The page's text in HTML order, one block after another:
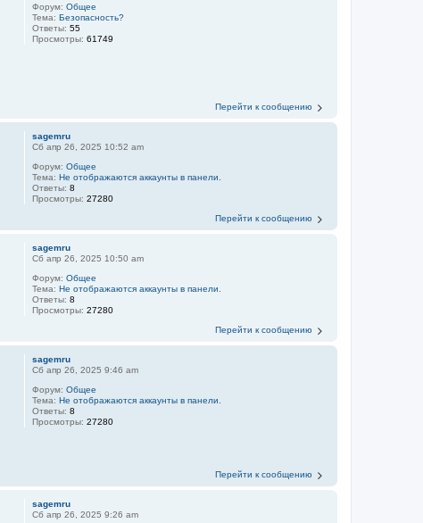
Форум:Общее
Тема:Безопасность?
Ответы:55
Просмотры:61749
Перейти к сообщению
sagemru
Сб апр 26, 2025 10:52 am
Форум:Общее
Тема:Не отображаются аккаунты в панели.
Ответы:8
Просмотры:27280
Перейти к сообщению
sagemru
Сб апр 26, 2025 10:50 am
Форум:Общее
Тема:Не отображаются аккаунты в панели.
Ответы:8
Просмотры:27280
Перейти к сообщению
sagemru
Сб апр 26, 2025 9:46 am
Форум:Общее
Тема:Не отображаются аккаунты в панели.
Ответы:8
Просмотры:27280
Перейти к сообщению
sagemru
Сб апр 26, 2025 9:26 am